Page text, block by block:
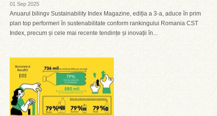
01 Sep 2025
Anuarul bilingv Sustainability Index Magazine, ediția a 3-a, aduce în prim
plan top performeri în sustenabilitate conform rankingului Romania CST
Index, precum și cele mai recente tendințe și inovații în...